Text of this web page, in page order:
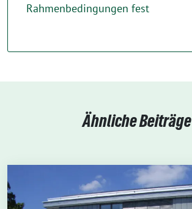
Rahmenbedingungen fest
Ähnliche Beiträge